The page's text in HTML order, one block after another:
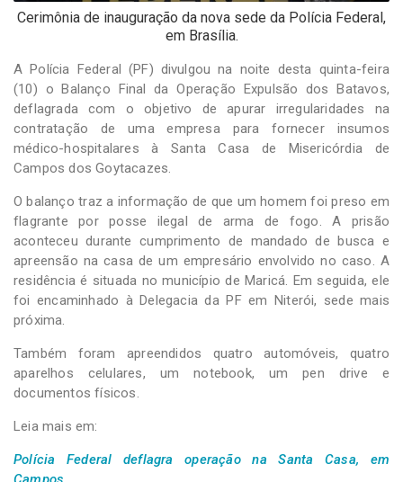
Cerimônia de inauguração da nova sede da Polícia Federal,
em Brasília.
A Polícia Federal (PF) divulgou na noite desta quinta-feira
(10) o Balanço Final da Operação Expulsão dos Batavos,
deflagrada com o objetivo de apurar irregularidades na
contratação de uma empresa para fornecer insumos
médico-hospitalares à Santa Casa de Misericórdia de
Campos dos Goytacazes.
O balanço traz a informação de que um homem foi preso em
flagrante por posse ilegal de arma de fogo. A prisão
aconteceu durante cumprimento de mandado de busca e
apreensão na casa de um empresário envolvido no caso. A
residência é situada no município de Maricá. Em seguida, ele
foi encaminhado à Delegacia da PF em Niterói, sede mais
próxima.
Também foram apreendidos quatro automóveis, quatro
aparelhos celulares, um notebook, um pen drive e
documentos físicos.
Leia mais em:
Polícia Federal deflagra operação na Santa Casa, em